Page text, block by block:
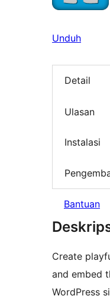
Unduh
Detail
Ulasan
Instalasi
Bantuan
Create
and embed
WordPress